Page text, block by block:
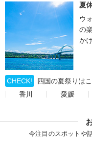
夏
ウ
の
か
CHECK!
四国の夏祭りは
香川
愛媛
今注目のスポットや